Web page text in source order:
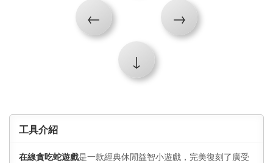
←
→
↓
工具介紹
在線貪吃蛇遊戲是一款經典休閒益智小遊戲，完美復刻了廣受